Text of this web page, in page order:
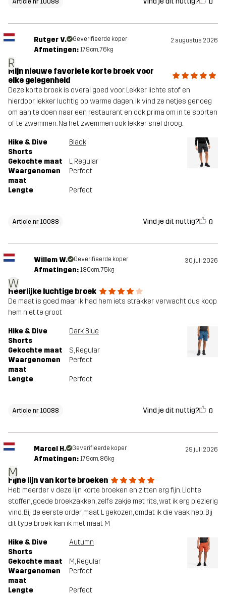
R
Rutger V. Geverifieerde koper 2 augustus 2026
Afmetingen: 179cm, 76kg
Mijn nieuwe favoriete korte broek voor
elke gelegenheid
Deze korte broek is overal goed voor. Lekker lichte stof en
hierdoor lekker luchtig op warme dagen. Ik vind ze netjes genoeg
om aan te doen naar een restaurant en ook prima om in te sporten
of te zwemmen. Na het zwemmen ook lekker snel droog.
Hike & Dive
Shorts
Black
Gekochte maat L, Regular
Waargenomen
maat
Perfect
Lengte Perfect
Article nr 10088 Vind je dit nuttig? 0
W
Willem W. Geverifieerde koper 30 juli 2026
Afmetingen: 180cm, 75kg
Heerlijke luchtige broek
De maat is goed maar ik had hem iets strakker verwacht dus koop
hem niet te groot
Hike & Dive
Shorts
Dark Blue
Gekochte maat S, Regular
Waargenomen
maat
Perfect
Lengte Perfect
Article nr 10088 Vind je dit nuttig? 0
M
Marcel H. Geverifieerde koper 29 juli 2026
Afmetingen: 179cm, 86kg
Fijne lijn van korte broeken
Heb meerder v deze lijn korte broeken en zitten erg fijn. Lichte
stoffen, goede broekzakken, zelfs zakje met rits, wat ik erg plezierig
vind. Bij de eerste order maat L gekozen, omdat ik die vaak heb. Bij
dit type broek kan ik met maat M
Hike & Dive
Shorts
Autumn
Gekochte maat M, Regular
Waargenomen
maat
Perfect
Lengte Perfect